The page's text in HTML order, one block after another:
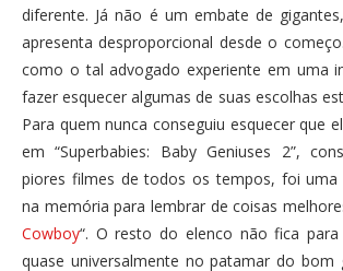
diferente. Já não é um embate de
apresenta desproporcional desde o
como o tal advogado experiente em uma
fazer esquecer algumas de suas escolhas
Para quem nunca conseguiu esquecer que
em “Superbabies: Baby Geniuses 2”,
piores filmes de todos os tempos, foi uma
na memória para lembrar de coisas
Cowboy“. O resto do elenco não fica
quase universalmente no patamar do